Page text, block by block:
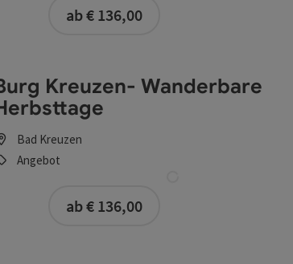
ab € 136,00
Kreuzen- Wanderbare
Bad Kreuzen
Angebot
ab € 136,00